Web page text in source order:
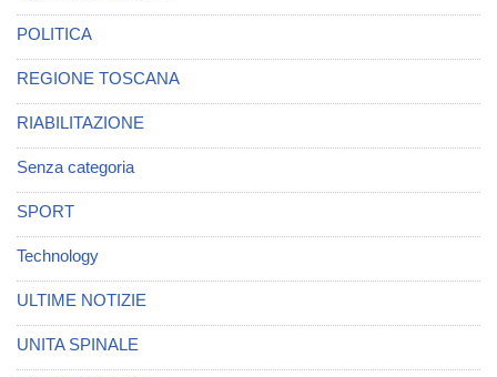
POLITICA
REGIONE TOSCANA
RIABILITAZIONE
Senza categoria
SPORT
Technology
ULTIME NOTIZIE
UNITA SPINALE